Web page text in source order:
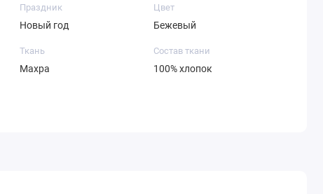
Праздник
Новый год
Цвет
Бежевый
Ткань
Махра
Состав ткани
100% хлопок